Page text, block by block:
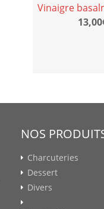
Vinaigre
NOS
Charcuteries
Dessert
Divers